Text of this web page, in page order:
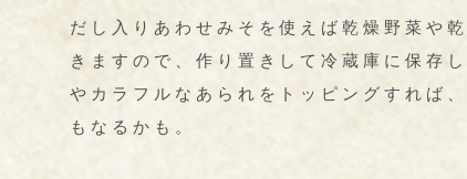
だし入りあわせみそを使えば乾燥野菜や
きますので、作り置きして冷蔵庫に保存
やカラフルなあられをトッピングすれば
もなるかも。